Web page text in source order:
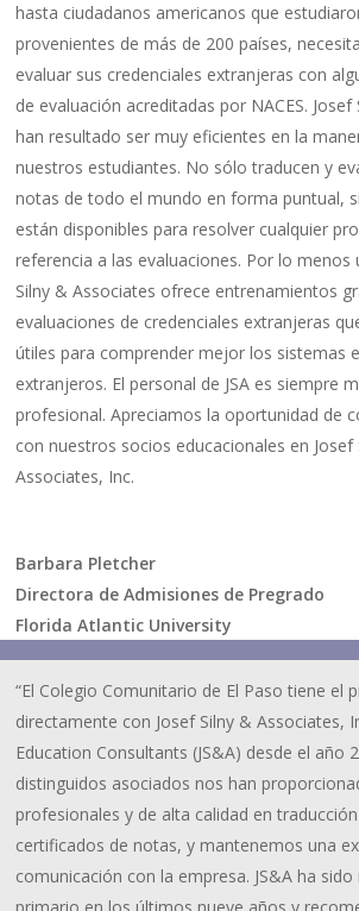
hasta ciudadanos americanos que
provenientes de más de 200 países,
evaluar sus credenciales extranjeras con
de evaluación acreditadas por NACES. Josef
han resultado ser muy eficientes en la
nuestros estudiantes. No sólo traducen y
notas de todo el mundo en forma puntual,
están disponibles para resolver cualquier
referencia a las evaluaciones. Por lo menos
Silny & Associates ofrece entrenamientos
evaluaciones de credenciales extranjeras
útiles para comprender mejor los sistemas
extranjeros. El personal de JSA es siempre
profesional. Apreciamos la oportunidad de
con nuestros socios educacionales en Josef
Associates, Inc.
Barbara Pletcher
Directora de Admisiones de Pregrado
Florida Atlantic University
“El Colegio Comunitario de El Paso tiene el
directamente con Josef Silny & Associates,
Education Consultants (JS&A) desde el año
distinguidos asociados nos han
profesionales y de alta calidad en
certificados de notas, y mantenemos una
comunicación con la empresa. JS&A ha